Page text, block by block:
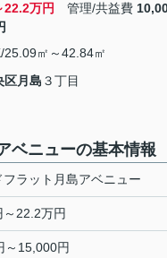
22.2万円 管理/共益費
25.09㎡～42.84㎡
区月島 ３丁目
ベニューの基本情報
フラット月島アベニュー
～22.2万円
～15,000円